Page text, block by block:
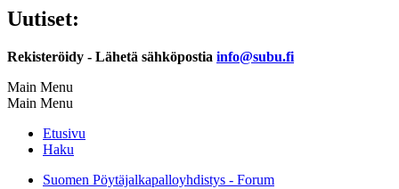
Uutiset:
Rekisteröidy - Lähetä sähköpostia info@subu.fi
Main Menu
Main Menu
Etusivu
Haku
Suomen Pöytäjalkapalloyhdistys - Forum